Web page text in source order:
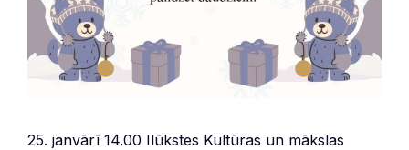
25. janvārī 14.00 Ilūkstes Kultūras un mākslas